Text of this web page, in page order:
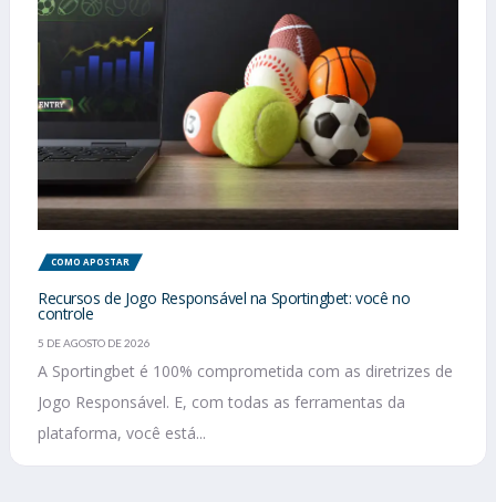
COMO APOSTAR
Recursos de Jogo Responsável na Sportingbet: você no
controle
5 DE AGOSTO DE 2026
A Sportingbet é 100% comprometida com as diretrizes de
Jogo Responsável. E, com todas as ferramentas da
plataforma, você está...